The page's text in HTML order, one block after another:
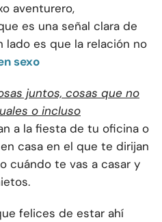
aventurero,
es una señal clara de
lado es que la relación no
sexo
juntos, cosas que no
o incluso
a la fiesta de tu oficina o
casa en el que te dirijan
cuándo te vas a casar y
felices de estar ahí